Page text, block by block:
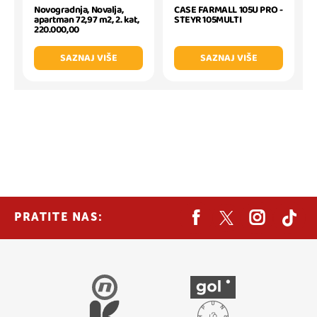
Novogradnja, Novalja,
apartman 72,97 m2, 2. kat,
220.000,00
SAZNAJ VIŠE
CASE FARMALL 105U PRO -
STEYR 105MULTI
SAZNAJ VIŠE
PRATITE NAS: